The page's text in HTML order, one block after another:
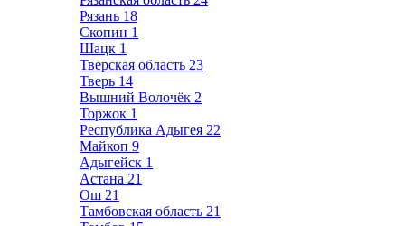
Рязань 18
Скопин 1
Шацк 1
Тверская область 23
Тверь 14
Вышний Волочёк 2
Торжок 1
Республика Адыгея 22
Майкоп 9
Адыгейск 1
Астана 21
Ош 21
Тамбовская область 21